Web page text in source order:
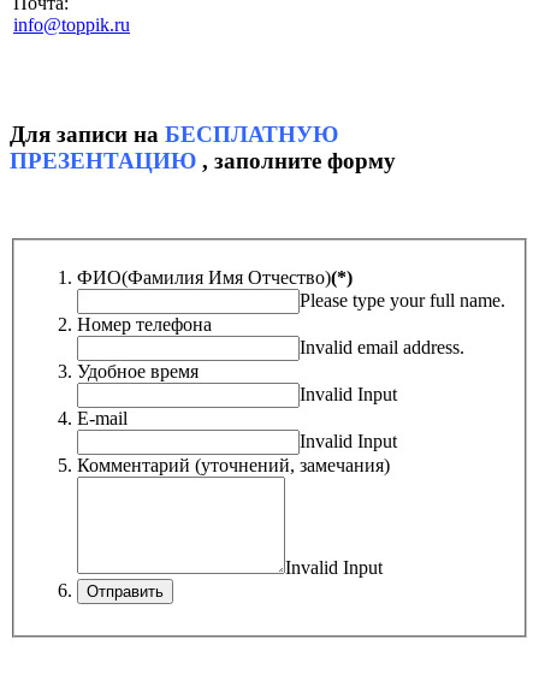
info@toppik.ru
Для записи на БЕСПЛАТНУЮ
ПРЕЗЕНТАЦИЮ , заполните форму
ФИО(Фамилия Имя Отчество)(*)
Please type your full name.
Номер телефона
Invalid email address.
Удобное время
Invalid Input
E-mail
Invalid Input
Комментарий (уточнений, замечания)
Invalid Input